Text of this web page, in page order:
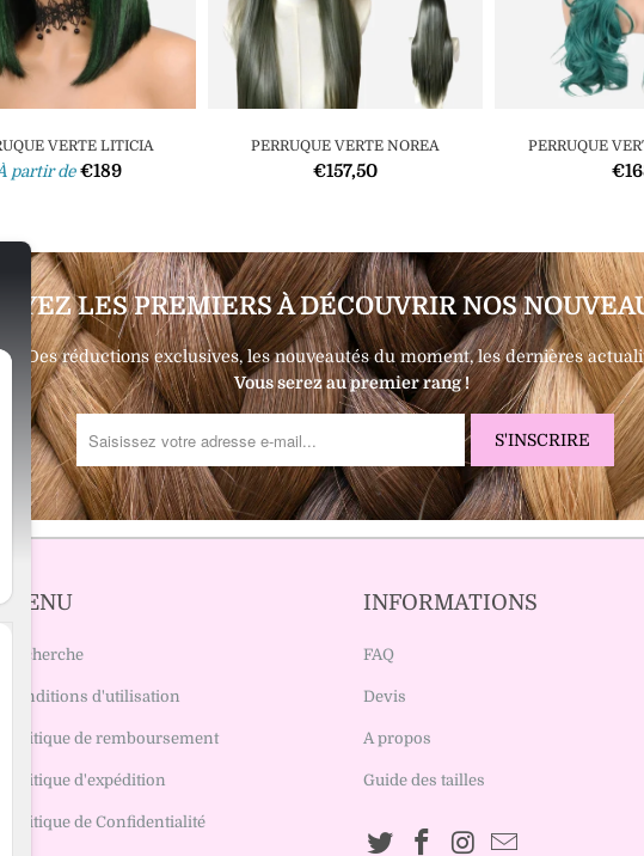
VERTE LITICIA
partir de €189
PERRUQUE VERTE NOREA
€157,50
PERRUQUE
SOYEZ LES PREMIERS À DÉCOUVRIR NOS
Des réductions exclusives, les nouveautés du moment, les dernières
Vous serez au premier rang !
MENU
Recherche
Conditions d'utilisation
Politique de remboursement
Politique d'expédition
Politique de Confidentialité
INFORMATIONS
FAQ
Devis
A propos
Guide des tailles